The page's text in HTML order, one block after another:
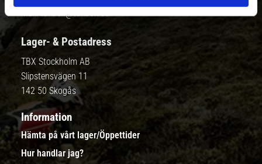
Lager- & Postadress
TBX Stockholm AB
Slipstensvägen 11
142 50 Skogås
Information
Hämta på vårt lager/Öppettider
Hur handlar jag?